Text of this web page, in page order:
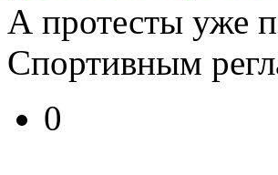
А протесты уже
Спортивным
0